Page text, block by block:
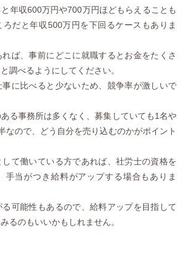
年収600万円や700万円ほどもらえることも
だと年収500万円を下回るケースもありま
ば、事前にどこに就職するとお金をたくさ
調べるようにしてください。
に比べると少ないため、競争率が激しいで
る事務所は多くなく、募集していても1名や
なので、どう自分を売り込むのかがポイント
て働いている方であれば、社労士の資格を
手当がつき給料がアップする場合もありま
可能性もあるので、給料アップを目指して
るのもいいかもしれません。